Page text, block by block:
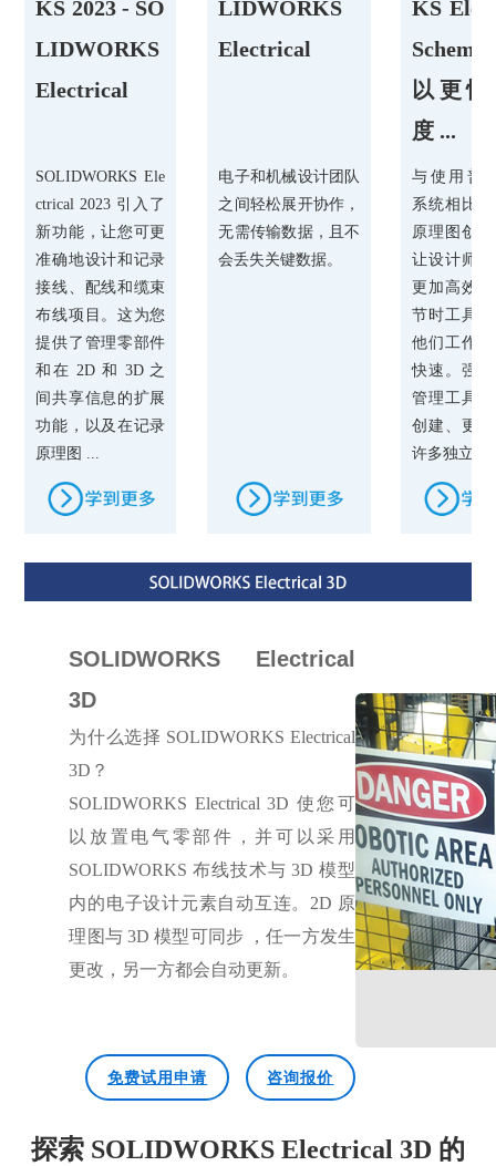
KS 2023 - SO
LIDWORKS
Electrical
LIDWORKS
Electrical
KS
以更
度 ...
SOLIDWORKS Ele
ctrical 2023 引入了
新功能，让您可更
准确地设计和记录
接线、配线和缆束
布线项目。这为您
提供了管理零部件
和在 2D 和 3D 之
间共享信息的扩展
功能，以及在记录
原理图 ...
电子和机械设计团队
之间轻松展开协作，
无需传输数据，且不
会丢失关键数据。
与使用普
系统相比
原理图创
让设计师
更加高效
节时工具
他们工作
快速。强
管理工具
创建、更
许多独立的
SOLIDWORKS Electrical
3D
为什么选择 SOLIDWORKS Electrical
3D？
SOLIDWORKS Electrical 3D 使您可
以放置电气零部件，并可以采用
SOLIDWORKS 布线技术与 3D 模型
内的电子设计元素自动互连。2D 原
理图与 3D 模型可同步 ，任一方发生
更改，另一方都会自动更新。
免费试用申请 咨询报价
探索 SOLIDWORKS Electrical 3D 的